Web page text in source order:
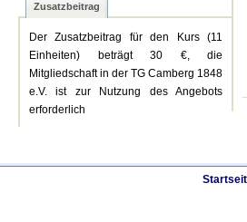
Zusatzbeitrag
Der Zusatzbeitrag für den Kurs (11
Einheiten) beträgt 30 €, die
Mitgliedschaft in der TG Camberg 1848
e.V. ist zur Nutzung des Angebots
erforderlich